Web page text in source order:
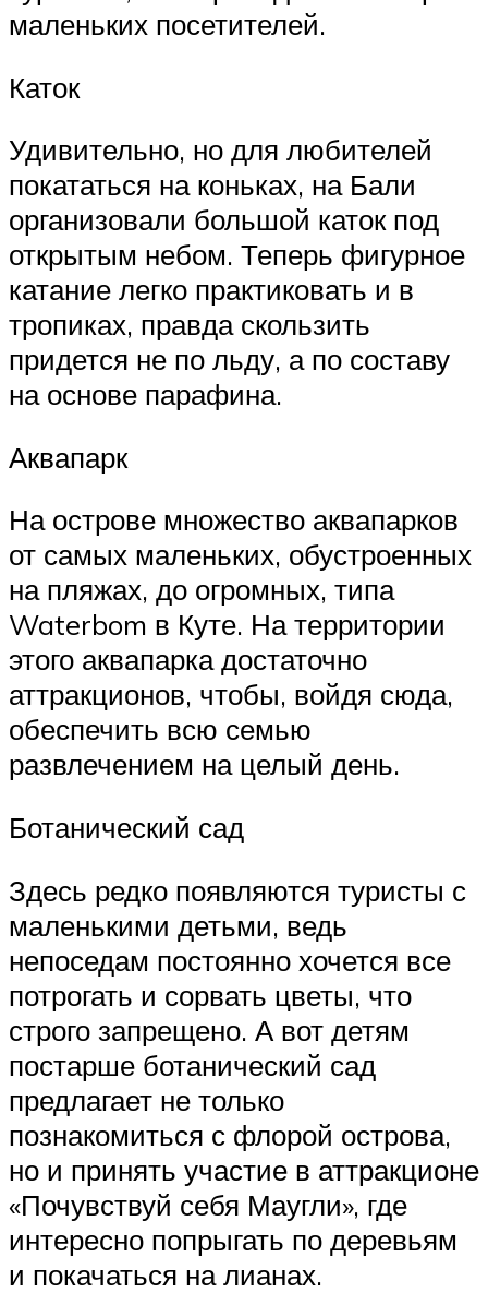
маленьких посетителей.
Каток
Удивительно, но для любителей
покататься на коньках, на Бали
организовали большой каток под
открытым небом. Теперь фигурное
катание легко практиковать и в
тропиках, правда скользить
придется не по льду, а по составу
на основе парафина.
Аквапарк
На острове множество аквапарков
от самых маленьких, обустроенных
на пляжах, до огромных, типа
Waterbom в Куте. На территории
этого аквапарка достаточно
аттракционов, чтобы, войдя сюда,
обеспечить всю семью
развлечением на целый день.
Ботанический сад
Здесь редко появляются туристы с
маленькими детьми, ведь
непоседам постоянно хочется все
потрогать и сорвать цветы, что
строго запрещено. А вот детям
постарше ботанический сад
предлагает не только
познакомиться с флорой острова,
но и принять участие в аттракционе
«Почувствуй себя Маугли», где
интересно попрыгать по деревьям
и покачаться на лианах.